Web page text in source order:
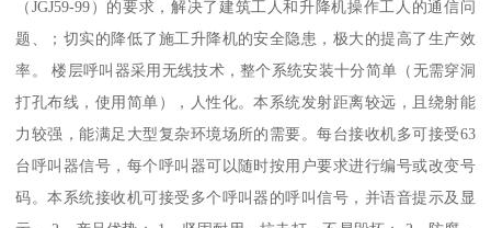
（JGJ59-99）的要求，解决了建筑工人和升降机操作工人的通信问
题、；切实的降低了施工升降机的安全隐患，极大的提高了生产效
率。 楼层呼叫器采用无线技术，整个系统安装十分简单（无需穿洞
打孔布线，使用简单），人性化。本系统发射距离较远，且绕射能
力较强，能满足大型复杂环境场所的需要。每台接收机多可接受63
台呼叫器信号，每个呼叫器可以随时按用户要求进行编号或改变号
码。本系统接收机可接受多个呼叫器的呼叫信号，并语音提示及显